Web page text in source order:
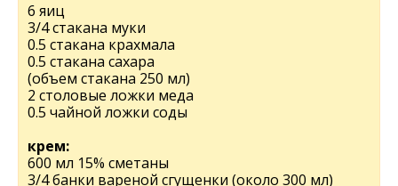
6 яиц
3/4 стакана муки
0.5 стакана крахмала
0.5 стакана сахара
(объем стакана 250 мл)
2 столовые ложки меда
0.5 чайной ложки соды
крем:
600 мл 15% сметаны
3/4 банки вареной сгущенки (около 300 мл)